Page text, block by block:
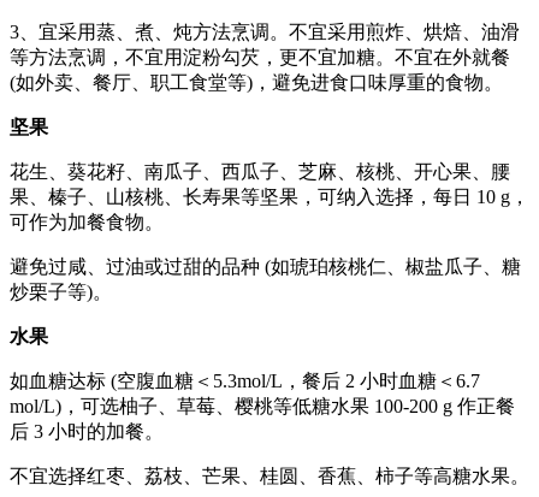
3、宜采用蒸、煮、炖方法烹调。不宜采用煎炸、烘焙、油滑
等方法烹调，不宜用淀粉勾芡，更不宜加糖。不宜在外就餐
(如外卖、餐厅、职工食堂等)，避免进食口味厚重的食物。
坚果
花生、葵花籽、南瓜子、西瓜子、芝麻、核桃、开心果、腰
果、榛子、山核桃、长寿果等坚果，可纳入选择，每日 10 g，
可作为加餐食物。
避免过咸、过油或过甜的品种 (如琥珀核桃仁、椒盐瓜子、糖
炒栗子等)。
水果
如血糖达标 (空腹血糖＜5.3mol/L，餐后 2 小时血糖＜6.7
mol/L)，可选柚子、草莓、樱桃等低糖水果 100-200 g 作正餐
后 3 小时的加餐。
不宜选择红枣、荔枝、芒果、桂圆、香蕉、柿子等高糖水果。